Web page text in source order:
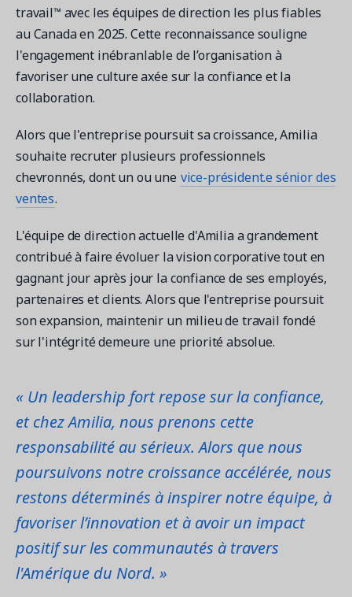
Outils de suivi et d’analyse
FONCTIONNALITÉS
Gestion multi-sites
Paiements
Gestion du personnel
Demandez une démo
Obtenez une démonstration du logiciel d'inscription et
gestion le plus performant.
Loisirs municipaux
Natation
Centres sportifs
YMCA
Voir toutes les industries
Découvrez nos clients
Blogue
Tendances et nouveautés
Ressources et webinaires
Amilia University
Une plateforme d’apprentissage intégrée
Amilia University (Connexion)
Centre d'aide
Mises à jour
Étude de cas
Real Amilia customers. Inspiring stories.
Contactez les ventes
Centre d'aide
1 877-343-0004
Demandez une démo
travail™ avec les équipes de direction les plus fiables
au Canada en 2025. Cette reconnaissance souligne
l'engagement inébranlable de l’organisation à
favoriser une culture axée sur la confiance et la
collaboration.
Alors que l'entreprise poursuit sa croissance, Amilia
souhaite recruter plusieurs professionnels
chevronnés, dont un ou une vice-président.e sénior des
ventes.
L'équipe de direction actuelle d'Amilia a grandement
contribué à faire évoluer la vision corporative tout en
gagnant jour après jour la confiance de ses employés,
partenaires et clients. Alors que l'entreprise poursuit
son expansion, maintenir un milieu de travail fondé
sur l'intégrité demeure une priorité absolue.
« Un leadership fort repose sur la confiance,
et chez Amilia, nous prenons cette
responsabilité au sérieux. Alors que nous
poursuivons notre croissance accélérée, nous
restons déterminés à inspirer notre équipe, à
favoriser l’innovation et à avoir un impact
positif sur les communautés à travers
l'Amérique du Nord. »